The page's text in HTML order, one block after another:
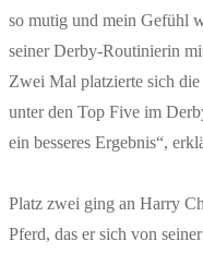
so mutig und mein Gefühl
seiner Derby-Routinierin
Zwei Mal platzierte sich
unter den Top Five im
ein besseres Ergebnis“,
Platz zwei ging an Harry
Pferd, das er sich von